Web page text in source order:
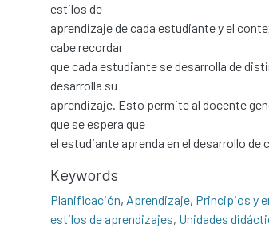
estilos de
aprendizaje de cada estudiante y el
cabe recordar
que cada estudiante se desarrolla de
desarrolla su
aprendizaje. Esto permite al docente
que se espera que
el estudiante aprenda en el desarrollo
Keywords
Planificación, Aprendizaje, Principios y
estilos de aprendizajes, Unidades